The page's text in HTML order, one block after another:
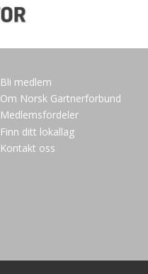
Bli medlem
Om Norsk Gartnerforbund
Medlemsfordeler
Finn ditt lokallag
Kontakt oss